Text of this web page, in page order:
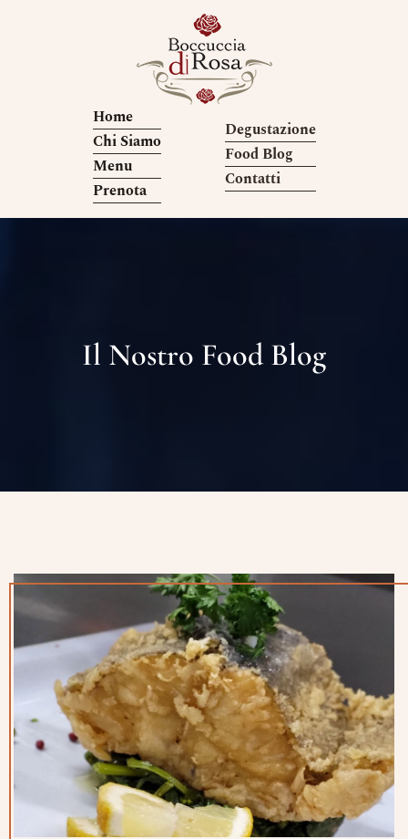
Home
Chi Siamo
Menu
Prenota
Degustazione
Food Blog
Contatti
Il Nostro Food Blog